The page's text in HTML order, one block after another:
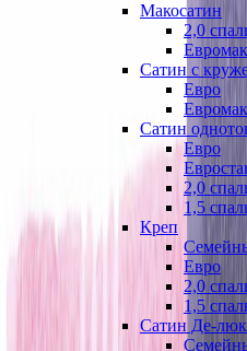
Макосатин
2,0
Сатин с
Евро
Сатин
Евро
2,0
1,5
Креп
Евро
2,0
1,5
Сатин Де-